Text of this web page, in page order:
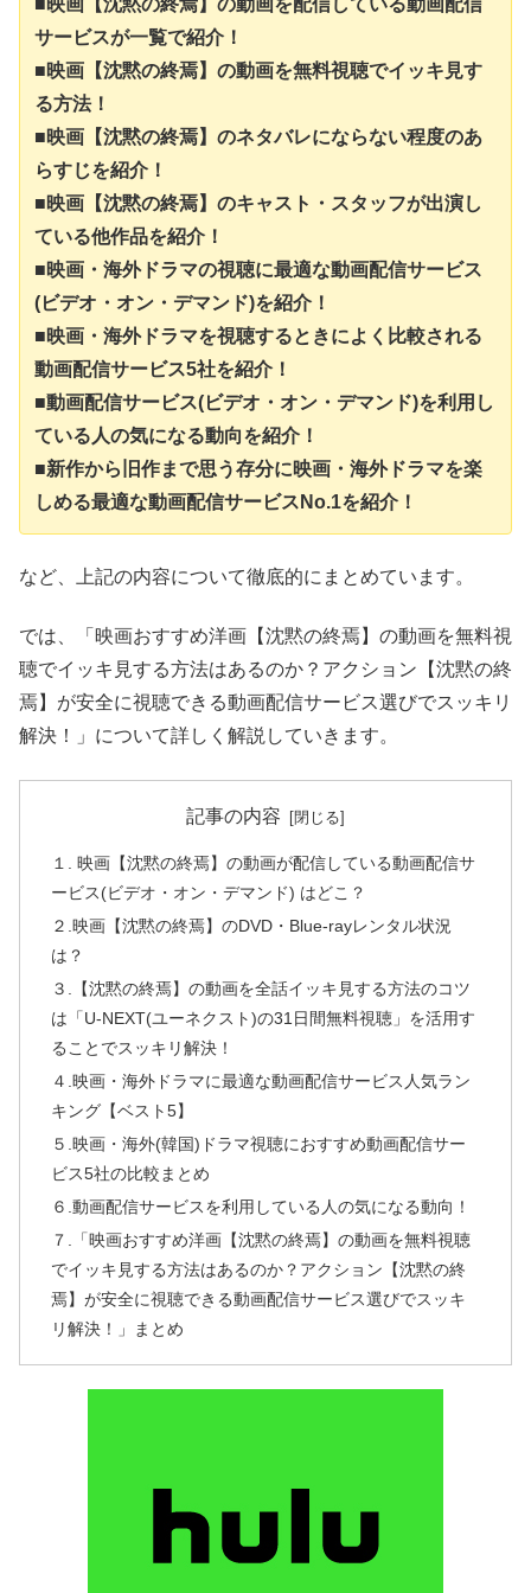
サービスが一覧で紹介！
■映画【沈黙の終焉】の動画を無料視聴でイッキ見す
る方法！
■映画【沈黙の終焉】のネタバレにならない程度のあ
らすじを紹介！
■映画【沈黙の終焉】のキャスト・スタッフが出演し
ている他作品を紹介！
■映画・海外ドラマの視聴に最適な動画配信サービス
(ビデオ・オン・デマンド)を紹介！
■映画・海外ドラマを視聴するときによく比較される
動画配信サービス5社を紹介！
■動画配信サービス(ビデオ・オン・デマンド)を利用し
ている人の気になる動向を紹介！
■新作から旧作まで思う存分に映画・海外ドラマを楽
しめる最適な動画配信サービスNo.1を紹介！
など、上記の内容について徹底的にまとめています。
では、「映画おすすめ洋画【沈黙の終焉】の動画を無料視
聴でイッキ見する方法はあるのか？アクション【沈黙の終
焉】が安全に視聴できる動画配信サービス選びでスッキリ
解決！」について詳しく解説していきます。
記事の内容
１. 映画【沈黙の終焉】の動画が配信している動画配信サ
ービス(ビデオ・オン・デマンド) はどこ？
２.映画【沈黙の終焉】のDVD・Blue-rayレンタル状況
は？
３.【沈黙の終焉】の動画を全話イッキ見する方法のコツ
は「U-NEXT(ユーネクスト)の31日間無料視聴」を活用す
ることでスッキリ解決！
４.映画・海外ドラマに最適な動画配信サービス人気ラン
キング【ベスト5】
５.映画・海外(韓国)ドラマ視聴におすすめ動画配信サー
ビス5社の比較まとめ
６.動画配信サービスを利用している人の気になる動向！
７.「映画おすすめ洋画【沈黙の終焉】の動画を無料視聴
でイッキ見する方法はあるのか？アクション【沈黙の終
焉】が安全に視聴できる動画配信サービス選びでスッキ
リ解決！」まとめ